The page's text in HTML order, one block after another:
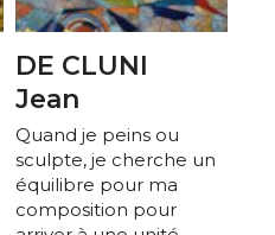
DE CLUNI
Jean
Quand je peins ou
sculpte, je cherche un
équilibre pour ma
composition pour